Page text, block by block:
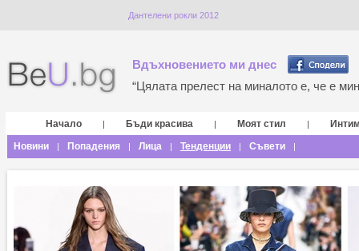
Дантелени рокли 2012
Вдъхновението ми днес
“Цялата прелест на миналото е, че е
Начало | Бъди красива | Моят стил |
Новини
| Попадения | Лица | Тенденции | Съвети |